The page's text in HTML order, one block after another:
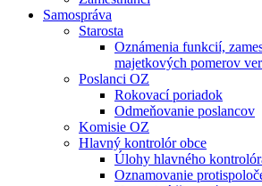
Samospráva
Starosta
Oznámenia funkcií,
majetkových pomerov
Poslanci OZ
Rokovací poriadok
Odmeňovanie poslancov
Komisie OZ
Hlavný kontrolór obce
Úlohy hlavného
Oznamovanie